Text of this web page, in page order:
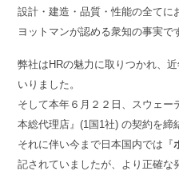
設計・建造・品質・性能の全て
ヨットマンが認める衆知の事実で
弊社はHRの魅力に取りつかれ、
いりました。
そして本年６月２２日、スウェー
本総代理店』(1国1社) の契約を締
それに伴い今まで日本国内では『
記されていましたが、より正確な